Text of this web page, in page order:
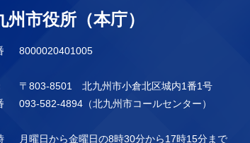
州市役所（本庁）
8000020401005
〒803-8501 北九州市小倉北区城内1番1号
093-582-4894（北九州市コールセンター）
月曜日から金曜日の8時30分から17時15分まで